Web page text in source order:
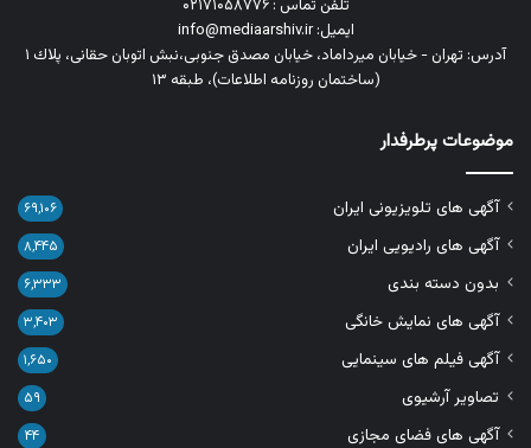
تلفن تماس : ۰۲۱۷۱۰۵۸۷۷۶
ایمیل: info@mediaarshiv.ir
آدرس: تهران - خیابان میرداماد، خیابان مصدق جنوبی،نبش اتوبان حقانی، پلاك ١
(ساختمان روزنامه اطلاعات)، طبقه ۱۳
موضوعات پرطرفدار
آگهی های تلویزیونی ایران ۶۹,۱۰۶
آگهی های رادیویی ایران ۸,۴۴۵
بدون دسته بندی ۶,۳۳۳
آگهی های نمایش خانگی ۳,۴۰۳
آگهی فیلم های سینمایی ۱,۶۵۰
تصاویر آرشیوی ۵۹
آگهی های فضای مجازی ۴۴